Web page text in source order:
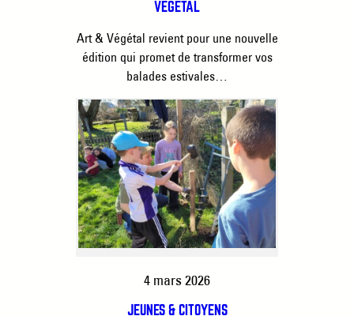
VÉGÉTAL
Art & Végétal revient pour une nouvelle
édition qui promet de transformer vos
balades estivales…
4 mars 2026
JEUNES & CITOYENS